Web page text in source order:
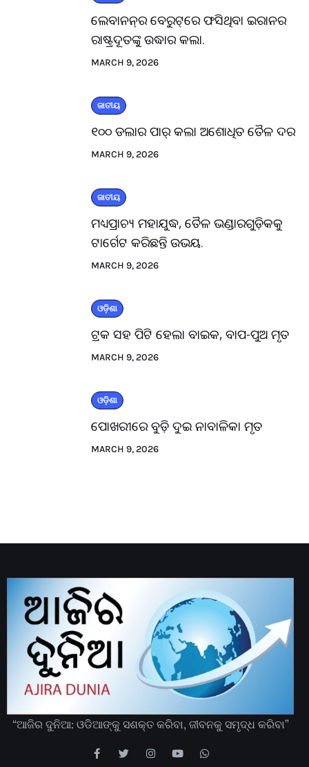
ଲେବାନନ୍‌ର ବେରୁଟ୍‌ରେ ଫସିଥିବା ଇରାନର
ରାଷ୍ଟ୍ରଦୂତଙ୍କୁ ଉଦ୍ଧାର କଲା.
MARCH 9, 2026
ଜାତୀୟ
୧୦୦ ଡଲାର ପାର୍ କଲା ଅଶୋଧିତ ତୈଳ ଦର
MARCH 9, 2026
ଜାତୀୟ
ମଧ୍ୟପ୍ରାଚ୍ୟ ମହାଯୁଦ୍ଧ, ତୈଳ ଭଣ୍ଡାରଗୁଡ଼ିକକୁ
ଟାର୍ଗେଟ କରିଛନ୍ତି ଉଭୟ.
MARCH 9, 2026
ଓଡ଼ିଶା
ଟ୍ରକ ସହ ପିଟି ହେଲା ବାଇକ, ବାପ-ପୁଅ ମୃତ
MARCH 9, 2026
ଓଡ଼ିଶା
ପୋଖରୀରେ ବୁଡ଼ି ଦୁଇ ନାବାଳିକା ମୃତ
MARCH 9, 2026
“ଆଜିର ଦୁନିଆ: ଓଡିଆଙ୍କୁ ସଶକ୍ତ କରିବା, ଜୀବନକୁ ସମୃଦ୍ଧ କରିବା”